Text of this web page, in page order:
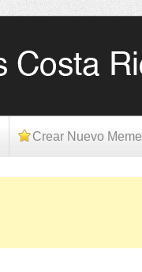
Crear Nuevo Meme